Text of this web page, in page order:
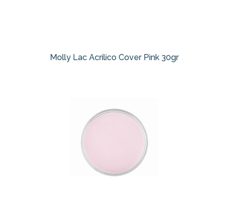
Molly Lac Acrilico Cover Pink 30gr